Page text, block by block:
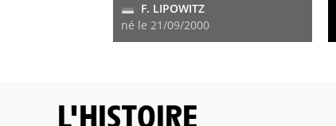
F. LIPOWITZ
né le 21/09/2000
L'HISTOIRE